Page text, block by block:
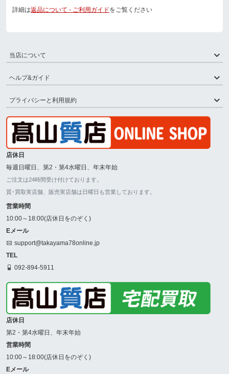
詳細は返品について - ご利用ガイドをご覧ください
当店について
ヘルプ&ガイド
プライバシーと利用規約
店休日
毎週日曜日、第2・第4水曜日、年末年始
ご注文は24時間受け付けております。
質･買取実店舗、販売実店舗は日曜日も営業しております。
営業時間
10:00～18:00(店休日をのぞく)
Eメール
support@takayama78online.jp
TEL
092-894-5911
店休日
第2・第4水曜日、年末年始
営業時間
10:00～18:00(店休日をのぞく)
Eメール